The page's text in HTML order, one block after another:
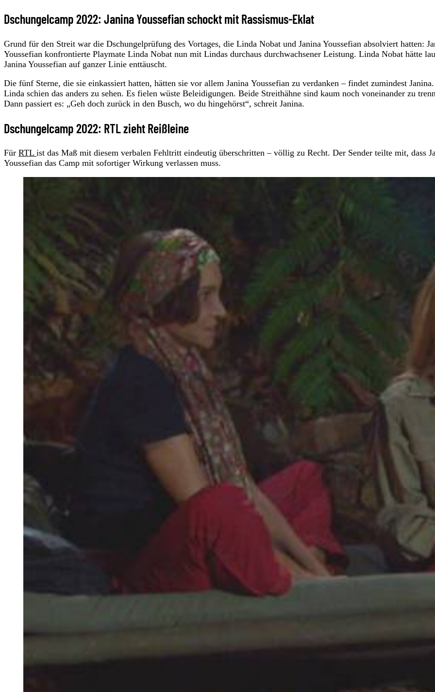
Dschungelcamp 2022: Janina Youssefian schockt mit Rassismus-Eklat
Grund für den Streit war die Dschungelprüfung des Vortages, die Linda Nobat und Janina Youssefian absolviert hatten:
Youssefian konfrontierte Playmate Linda Nobat nun mit Lindas durchaus durchwachsener Leistung. Linda Nobat hätte
Janina Youssefian auf ganzer Linie enttäuscht.
Die fünf Sterne, die sie einkassiert hatten, hätten sie vor allem Janina Youssefian zu verdanken – findet zumindest
Linda schien das anders zu sehen. Es fielen wüste Beleidigungen. Beide Streithähne sind kaum noch voneinander zu
Dann passiert es: „Geh doch zurück in den Busch, wo du hingehörst“, schreit Janina.
Dschungelcamp 2022: RTL zieht Reißleine
Für RTL ist das Maß mit diesem verbalen Fehltritt eindeutig überschritten – völlig zu Recht. Der Sender teilte mit, dass
Youssefian das Camp mit sofortiger Wirkung verlassen muss.